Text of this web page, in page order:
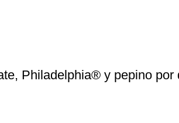
Philadelphia® y pepino